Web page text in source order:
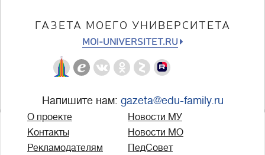
ГАЗЕТА МОЕГО УНИВЕРСИТЕТА
MOI-UNIVERSITET.RU
Напишите нам: gazeta@edu-family.ru
О проекте
Контакты
Рекламодателям
Новости МУ
Новости МО
ПедСовет